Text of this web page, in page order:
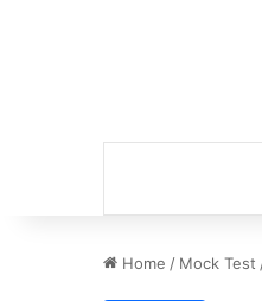
Home / Mock Test